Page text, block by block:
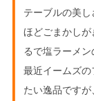
テーブルの美
ほどごまかし
るで塩ラーメン
最近イームズ
たい逸品です